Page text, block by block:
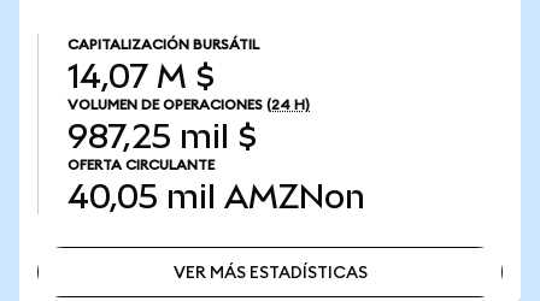
CAPITALIZACIÓN BURSÁTIL
14,07 M $
VOLUMEN DE OPERACIONES (24 H)
987,25 mil $
OFERTA CIRCULANTE
40,05 mil AMZNon
VER MÁS ESTADÍSTICAS